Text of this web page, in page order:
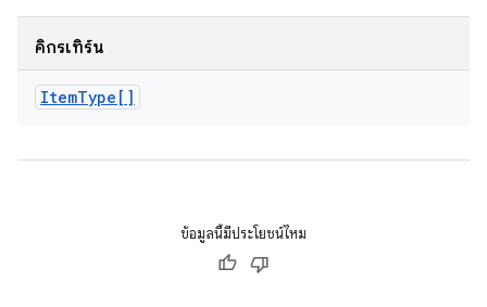
คิกรีเทิร์น
ItemType[]
ข้อมูลนี้มีประโยชน์ไหม